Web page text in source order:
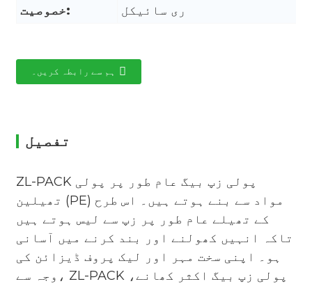
خصوصیت: ری سائیکل
ہم سے رابطہ کریں۔
تفصیل
ZL-PACK پولی زپ بیگ عام طور پر پولی
تھیلین (PE) مواد سے بنے ہوتے ہیں۔ اس طرح
کے تھیلے عام طور پر زپ سے لیس ہوتے ہیں
تاکہ انہیں کھولنے اور بند کرنے میں آسانی
ہو۔ اپنی سخت مہر اور لیک پروف ڈیزائن کی
وجہ سے، ZL-PACK پولی زپ بیگ اکثر کھانے،